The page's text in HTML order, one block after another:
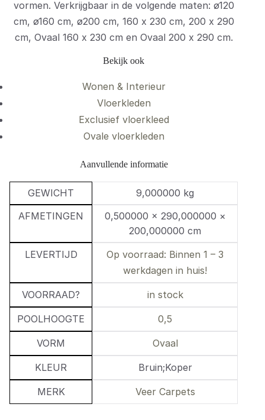
vormen. Verkrijgbaar in de volgende maten: ø120
cm, ø160 cm, ø200 cm, 160 x 230 cm, 200 x 290
cm, Ovaal 160 x 230 cm en Ovaal 200 x 290 cm.
Bekijk ook
Wonen & Interieur
Vloerkleden
Exclusief vloerkleed
Ovale vloerkleden
Aanvullende informatie
GEWICHT
9,000000 kg
AFMETINGEN
0,500000 × 290,000000 ×
200,000000 cm
LEVERTIJD
Op voorraad: Binnen 1 – 3
werkdagen in huis!
VOORRAAD? in stock
POOLHOOGTE 0,5
VORM Ovaal
KLEUR Bruin;Koper
MERK Veer Carpets